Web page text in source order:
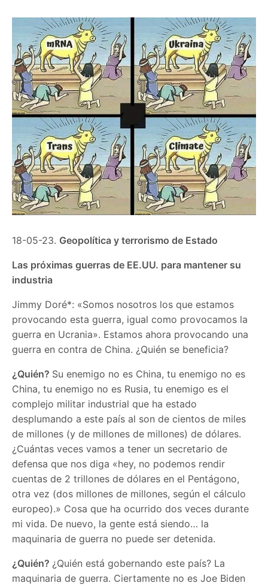
18-05-23. Geopolítica y terrorismo de Estado
Las próximas guerras de EE.UU. para mantener su
industria
Jimmy Doré*: «Somos nosotros los que estamos
provocando esta guerra, igual como provocamos la
guerra en Ucrania». Estamos ahora provocando una
guerra en contra de China. ¿Quién se beneficia?
¿Quién? Su enemigo no es China, tu enemigo no es
China, tu enemigo no es Rusia, tu enemigo es el
complejo militar industrial que ha estado
desplumando a este país al son de cientos de miles
de millones (y de millones de millones) de dólares.
¿Cuántas veces vamos a tener un secretario de
defensa que nos diga «hey, no podemos rendir
cuentas de 2 trillones de dólares en el Pentágono,
otra vez (dos millones de millones, según el cálculo
europeo).» Cosa que ha ocurrido dos veces durante
mi vida. De nuevo, la gente está siendo… la
maquinaria de guerra no puede ser detenida.
¿Quién? ¿Quién está gobernando este país? La
maquinaria de guerra. Ciertamente no es Joe Biden